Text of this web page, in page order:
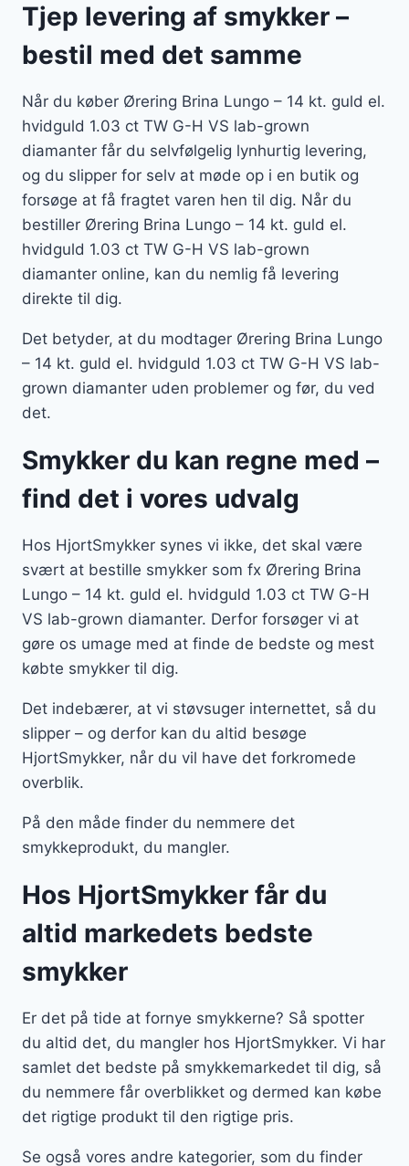
Tjep levering af smykker –
bestil med det samme
Når du køber Ørering Brina Lungo – 14 kt. guld el.
hvidguld 1.03 ct TW G-H VS lab-grown
diamanter får du selvfølgelig lynhurtig levering,
og du slipper for selv at møde op i en butik og
forsøge at få fragtet varen hen til dig. Når du
bestiller Ørering Brina Lungo – 14 kt. guld el.
hvidguld 1.03 ct TW G-H VS lab-grown
diamanter online, kan du nemlig få levering
direkte til dig.
Det betyder, at du modtager Ørering Brina Lungo
– 14 kt. guld el. hvidguld 1.03 ct TW G-H VS lab-
grown diamanter uden problemer og før, du ved
det.
Smykker du kan regne med –
find det i vores udvalg
Hos HjortSmykker synes vi ikke, det skal være
svært at bestille smykker som fx Ørering Brina
Lungo – 14 kt. guld el. hvidguld 1.03 ct TW G-H
VS lab-grown diamanter. Derfor forsøger vi at
gøre os umage med at finde de bedste og mest
købte smykker til dig.
Det indebærer, at vi støvsuger internettet, så du
slipper – og derfor kan du altid besøge
HjortSmykker, når du vil have det forkromede
overblik.
På den måde finder du nemmere det
smykkeprodukt, du mangler.
Hos HjortSmykker får du
altid markedets bedste
smykker
Er det på tide at fornye smykkerne? Så spotter
du altid det, du mangler hos HjortSmykker. Vi har
samlet det bedste på smykkemarkedet til dig, så
du nemmere får overblikket og dermed kan købe
det rigtige produkt til den rigtige pris.
Se også vores andre kategorier, som du finder